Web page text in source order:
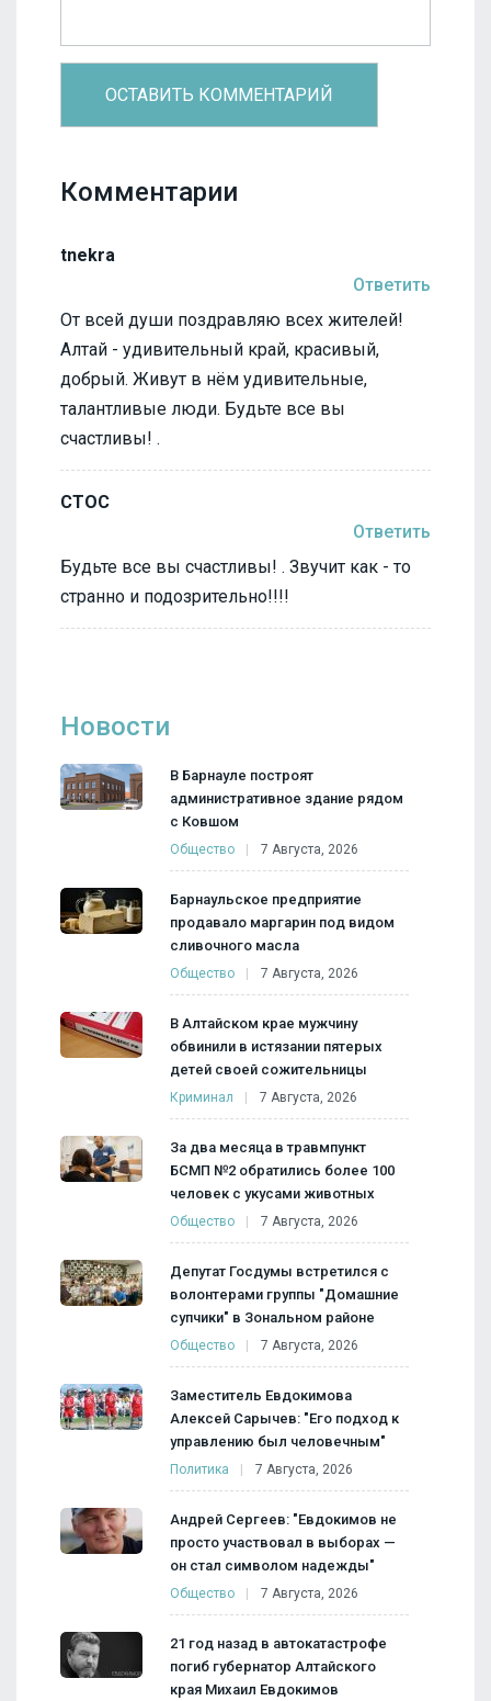
Комментарии
tnekra
Ответить
От всей души поздравляю всех жителей!
Алтай - удивительный край, красивый,
добрый. Живут в нём удивительные,
талантливые люди. Будьте все вы
счастливы! .
СТОС
Ответить
Будьте все вы счастливы! . Звучит как - то
странно и подозрительно!!!!
Новости
В Барнауле построят
административное здание рядом
с Ковшом
Общество 7 Августа, 2026
Барнаульское предприятие
продавало маргарин под видом
сливочного масла
Общество 7 Августа, 2026
В Алтайском крае мужчину
обвинили в истязании пятерых
детей своей сожительницы
Криминал 7 Августа, 2026
За два месяца в травмпункт
БСМП №2 обратились более 100
человек с укусами животных
Общество 7 Августа, 2026
Депутат Госдумы встретился с
волонтерами группы "Домашние
супчики" в Зональном районе
Общество 7 Августа, 2026
Заместитель Евдокимова
Алексей Сарычев: "Его подход к
управлению был человечным"
Политика 7 Августа, 2026
Андрей Сергеев: "Евдокимов не
просто участвовал в выборах —
он стал символом надежды"
Общество 7 Августа, 2026
21 год назад в автокатастрофе
погиб губернатор Алтайского
края Михаил Евдокимов